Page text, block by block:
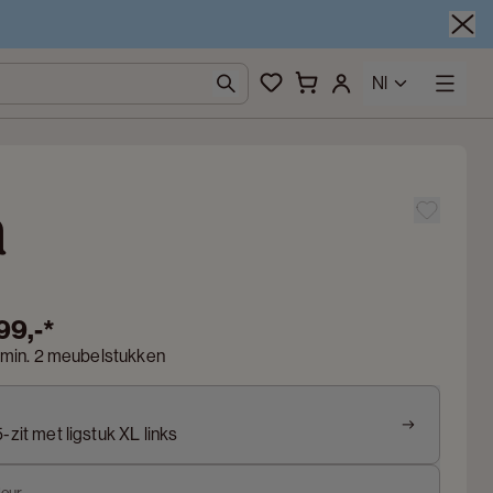
Nl
*
2 meubelstukken
zit met ligstuk XL links